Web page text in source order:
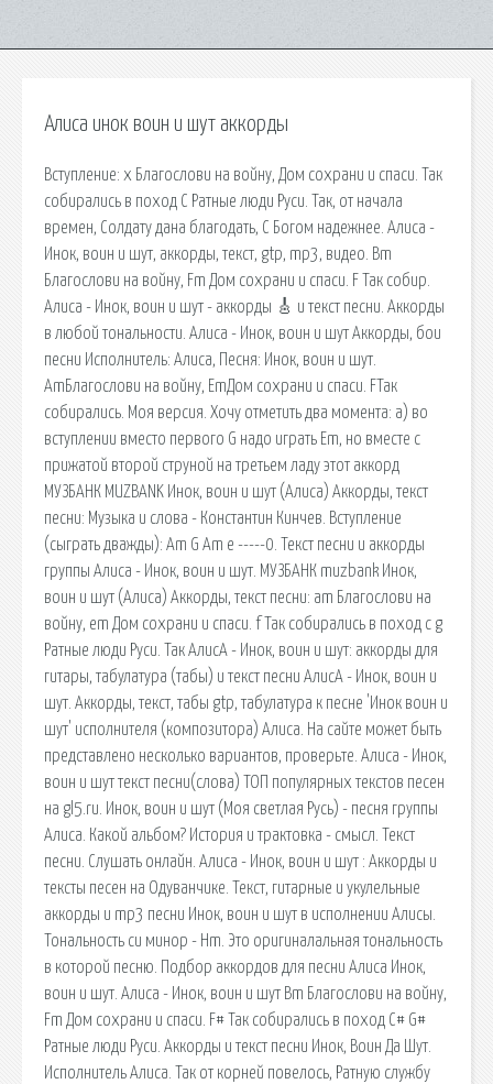
Алиса инок воин и шут аккорды
Вступление: x Благослови на войну, Дом сохрани и спаси. Так
собирались в поход С Ратные люди Руси. Так, от начала
времен, Солдату дана благодать, С Богом надежнее. Алиса -
Инок, воин и шут, аккорды, текст, gtp, mp3, видео. Bm
Благослови на войну, Fm Дом сохрани и спаси. F Так собир.
Алиса - Инок, воин и шут - аккорды 🎸 и текст песни. Аккорды
в любой тональности. Алиса - Инок, воин и шут Аккорды, бои
песни Исполнитель: Алиса, Песня: Инок, воин и шут.
AmБлагослови на войну, EmДом сохрани и спаси. FТак
собирались. Моя версия. Хочу отметить два момента: а) во
вступлении вместо первого G надо играть Em, но вместе с
прижатой второй струной на третьем ладу этот аккорд
МУЗБАНК MUZBANK Инок, воин и шут (Алиса) Аккорды, текст
песни: Музыка и слова - Константин Кинчев. Вступление
(сыграть дважды): Am G Am e -----0. Текст песни и аккорды
группы Алиса - Инок, воин и шут. МУЗБАНК muzbank Инок,
воин и шут (Алиса) Аккорды, текст песни: am Благослови на
войну, em Дом сохрани и спаси. f Так собирались в поход c g
Ратные люди Руси. Так АлисА - Инок, воин и шут: аккорды для
гитары, табулатура (табы) и текст песни АлисА - Инок, воин и
шут. Аккорды, текст, табы gtp, табулатура к песне 'Инок воин и
шут' исполнителя (композитора) Алиса. На сайте может быть
представлено несколько вариантов, проверьте. Алиса - Инок,
воин и шут текст песни(слова) ТОП популярных текстов песен
на gl5.ru. Инок, воин и шут (Моя светлая Русь) - песня группы
Алиса. Какой альбом? История и трактовка - смысл. Текст
песни. Слушать онлайн. Алиса - Инок, воин и шут : Аккорды и
тексты песен на Одуванчике. Текст, гитарные и укулельные
аккорды и mp3 песни Инок, воин и шут в исполнении Алисы.
Тональность си минор - Hm. Это оригиналальная тональность
в которой песню. Подбор аккордов для песни Алиса Инок,
воин и шут. Алиса - Инок, воин и шут Bm Благослови на войну,
Fm Дом сохрани и спаси. F# Так собирались в поход C# G#
Ратные люди Руси. Аккорды и текст песни Инок, Воин Да Шут.
Исполнитель Алиса. Так от корней повелось, Ратную службу